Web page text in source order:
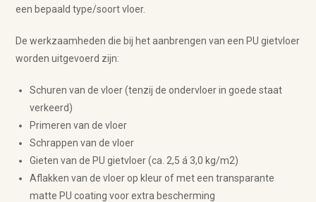
een bepaald type/soort vloer.
De werkzaamheden die bij het aanbrengen van een PU gietvloer
worden uitgevoerd zijn:
Schuren van de vloer (tenzij de ondervloer in goede staat
verkeerd)
Primeren van de vloer
Schrappen van de vloer
Gieten van de PU gietvloer (ca. 2,5 á 3,0 kg/m2)
Aflakken van de vloer op kleur of met een transparante
matte PU coating voor extra bescherming